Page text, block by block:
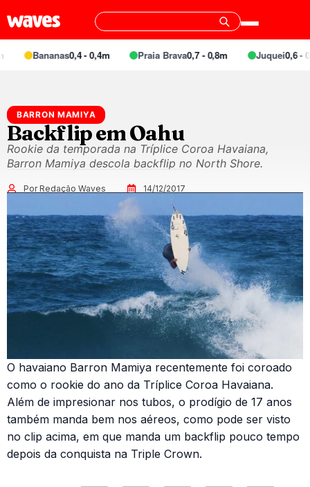
Bananas0,4 - 0,4m Praia Brava0,7 - 0,8m Juquei0,6 -
BARRON MAMIYA
Backflip em Oahu
Rookie da temporada na Tríplice Coroa Havaiana,
Barron Mamiya descola backflip no North Shore.
Por Redação Waves 14/12/2017
O havaiano Barron Mamiya recentemente foi coroado
como o rookie do ano da Tríplice Coroa Havaiana.
Além de impresionar nos tubos, o prodígio de 17 anos
também manda bem nos aéreos, como pode ser visto
no clip acima, em que manda um backflip pouco tempo
depois da conquista na Triple Crown.